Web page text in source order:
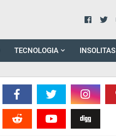
TECNOLOGIA INSOLITAS